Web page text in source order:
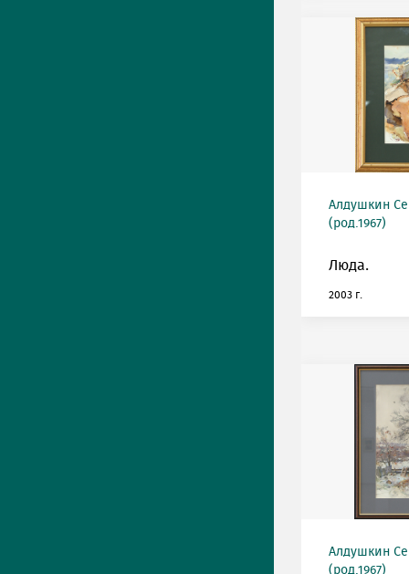
Алдушкин
(род.1967)
Люда.
2003 г.
Алдушкин
(род.1967)